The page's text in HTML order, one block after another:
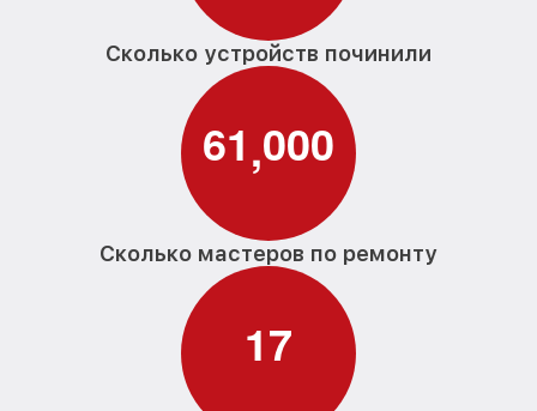
Сколько устройств починили
61,000
Сколько мастеров по ремонту
17